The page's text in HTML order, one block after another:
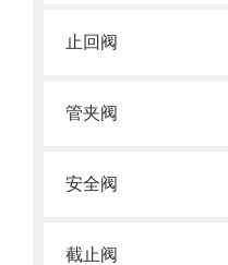
止回阀
管夹阀
安全阀
截止阀